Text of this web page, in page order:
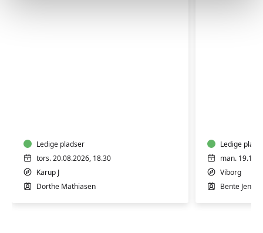
trin
1-
2
Ledige pladser
tors. 20.08.2026, 18.30
Karup J
Dorthe Mathiasen
Bærbar
PC
-
Trin
Ledige
man.
Viborg
Bente Jensby